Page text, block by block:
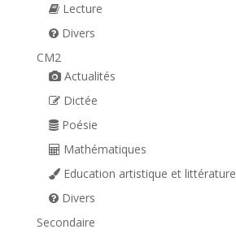
Lecture
Divers
CM2
Actualités
Dictée
Poésie
Mathématiques
Education artistique et littérature
Divers
Secondaire